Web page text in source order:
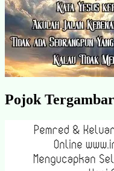
Pojok